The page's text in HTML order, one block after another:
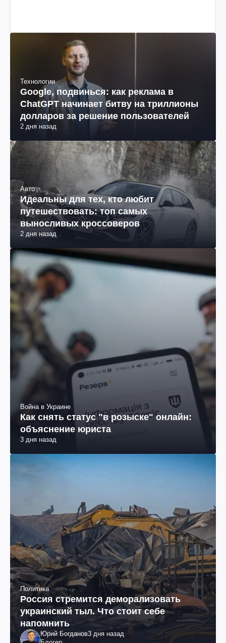
Технологии
Google, подвинься: как реклама в
ChatGPT начинает битву на триллионы
долларов за решение пользователей
2 дня назад
Авто
Идеальны для тех, кто любит
путешествовать: топ самых
выносливых кроссоверов
2 дня назад
Война в Украине
Как снять статус "в розыске" онлайн:
объяснение юриста
3 дня назад
Политика
Россия стремится деморализовать
украинский тыл. Что стоит себе
напомнить
Юрий Богданов3 дня назад